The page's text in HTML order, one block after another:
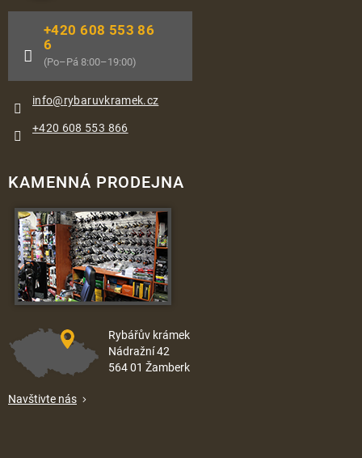
info@rybaruvkramek.cz
+420 608 553 86
6
(Po–Pá 8:00–19:00)
+420 608 553 866
KAMENNÁ PRODEJNA
Rybářův krámek
Nádražní 42
564 01 Žamberk
Navštivte nás